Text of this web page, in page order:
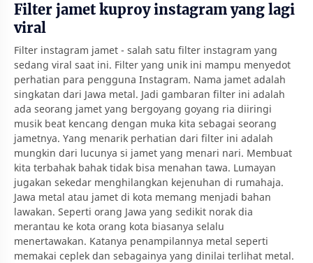
Filter jamet kuproy instagram yang lagi
viral
Filter instagram jamet - salah satu filter instagram yang
sedang viral saat ini. Filter yang unik ini mampu menyedot
perhatian para pengguna Instagram. Nama jamet adalah
singkatan dari Jawa metal. Jadi gambaran filter ini adalah
ada seorang jamet yang bergoyang goyang ria diiringi
musik beat kencang dengan muka kita sebagai seorang
jametnya. Yang menarik perhatian dari filter ini adalah
mungkin dari lucunya si jamet yang menari nari. Membuat
kita terbahak bahak tidak bisa menahan tawa. Lumayan
jugakan sekedar menghilangkan kejenuhan di rumahaja.
Jawa metal atau jamet di kota memang menjadi bahan
lawakan. Seperti orang Jawa yang sedikit norak dia
merantau ke kota orang kota biasanya selalu
menertawakan. Katanya penampilannya metal seperti
memakai ceplek dan sebagainya yang dinilai terlihat metal.